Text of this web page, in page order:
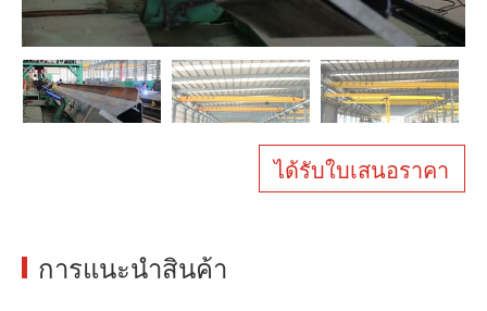
เกี่ยวกับเรา
ข่าว
ได้รับใบเสนอราคา
การแนะนำสินค้า